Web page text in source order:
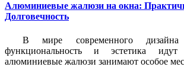
Алюминиевые жалюзи на окна:
Долговечность
В мире современного дизайна
функциональность и эстетика
алюминиевые жалюзи занимают особое